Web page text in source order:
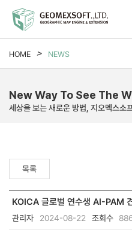
HOME NEWS
New Way To See The
세상을 보는 새로운 방법, 지오멕스소
목록
KOICA 글로벌 연수생 AI-PAM
관리자 2024-08-22 조회수